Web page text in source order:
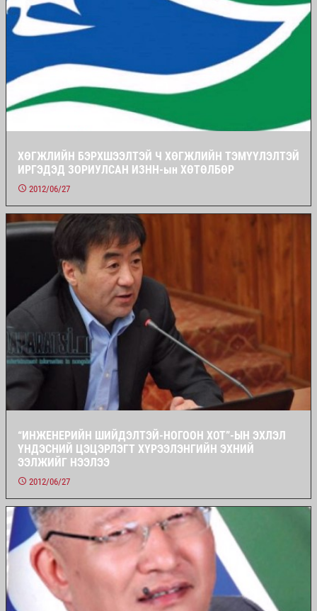
ХӨГЖЛИЙН БЭРХШЭЭЛТЭЙ Ч ХӨГЖЛИЙН ТЭМҮҮЛЭЛТЭЙ
ИРГЭДЭД ЗОРИУЛСАН ИЗНН-ын ХӨТӨЛБӨР
2012/06/27
“ИНЖЕНЕРИЙН ШИЙДЭЛТЭЙ-НОГООН ХОТ”-ЫН ЭХЛЭЛ
ҮНДЭСНИЙ ЦЭЦЭРЛЭГТ ХҮРЭЭЛЭНГИЙН ЭХНИЙ
ЭЭЛЖИЙГ НЭЭЛЭЭ
2012/06/27